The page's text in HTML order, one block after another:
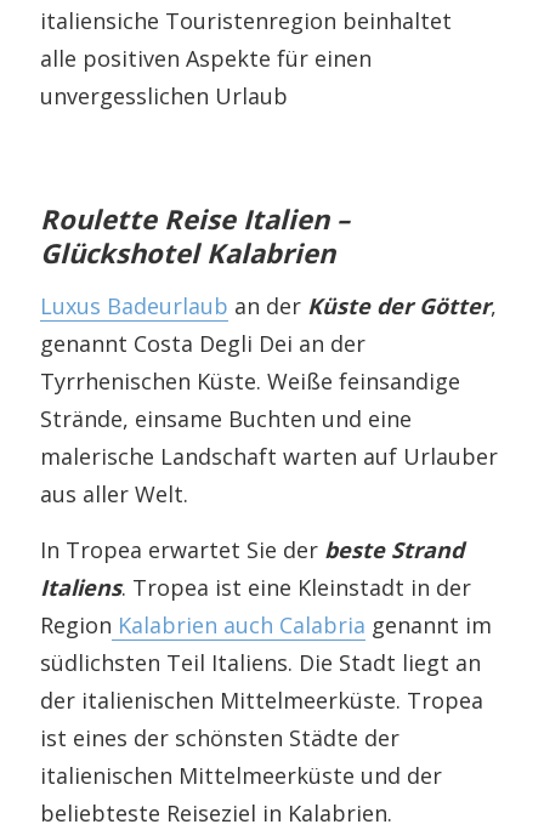
italiensiche Touristenregion beinhaltet
alle positiven Aspekte für einen
unvergesslichen Urlaub
Roulette Reise Italien –
Glückshotel Kalabrien
Luxus Badeurlaub an der Küste der Götter,
genannt Costa Degli Dei an der
Tyrrhenischen Küste. Weiße feinsandige
Strände, einsame Buchten und eine
malerische Landschaft warten auf Urlauber
aus aller Welt.
In Tropea erwartet Sie der beste Strand
Italiens. Tropea ist eine Kleinstadt in der
Region Kalabrien auch Calabria genannt im
südlichsten Teil Italiens. Die Stadt liegt an
der italienischen Mittelmeerküste. Tropea
ist eines der schönsten Städte der
italienischen Mittelmeerküste und der
beliebteste Reiseziel in Kalabrien.